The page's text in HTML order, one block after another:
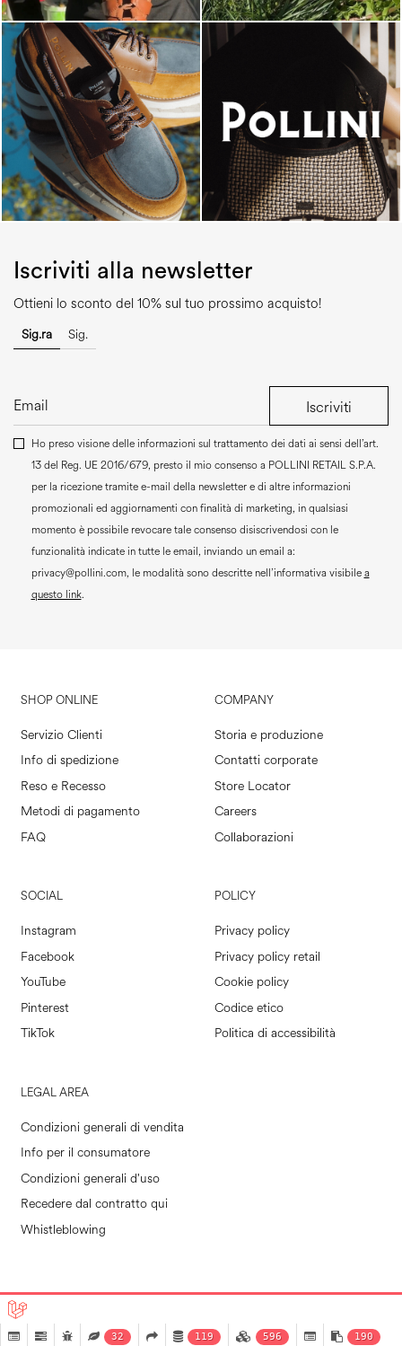
Iscriviti alla newsletter
Ottieni lo sconto del 10% sul tuo prossimo acquisto!
Sig.ra Sig.
Iscriviti
Ho preso visione delle informazioni sul trattamento dei dati ai sensi dell’art.
13 del Reg. UE 2016/679, presto il mio consenso a POLLINI RETAIL S.P.A.
per la ricezione tramite e-mail della newsletter e di altre informazioni
promozionali ed aggiornamenti con finalità di marketing, in qualsiasi
momento è possibile revocare tale consenso disiscrivendosi con le
funzionalità indicate in tutte le email, inviando un email a:
privacy@pollini.com, le modalità sono descritte nell’informativa visibilea
questo link.
SHOP ONLINE
Servizio Clienti
Info di spedizione
Reso e Recesso
Metodi di pagamento
FAQ
COMPANY
Storia e produzione
Contatti corporate
Store Locator
Careers
Collaborazioni
SOCIAL
Instagram
Facebook
YouTube
Pinterest
TikTok
POLICY
Privacy policy
Privacy policy retail
Cookie policy
Codice etico
Politica di accessibilità
LEGAL AREA
Condizioni generali di vendita
Info per il consumatore
Condizioni generali d'uso
Recedere dal contratto qui
Whistleblowing
32 119 596 190